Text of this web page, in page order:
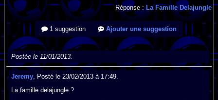
Réponse :La Famille Delajungle
1 suggestion Ajouter une suggestion
Postée le 11/01/2013.
Jeremy , Posté le 23/02/2013 à 17:49.
La famille delajungle ?